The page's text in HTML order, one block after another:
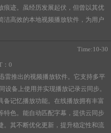
痕迹。虽经历发展起伏，但曾以其优
洁高效的本地视频播放软件，为用户
Time:10-30
：0
雷推出的视频播放软件。它支持多平
设备上使用并实现播放记录云同步。
备记忆播放功能。在线播放拥有丰富
特色。能自动匹配字幕，提供云同步
。其不断优化更新，提升稳定性和流